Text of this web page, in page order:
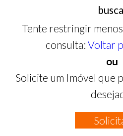
Tente restringir
consulta: Voltar
ou
Solicite um Imóvel que